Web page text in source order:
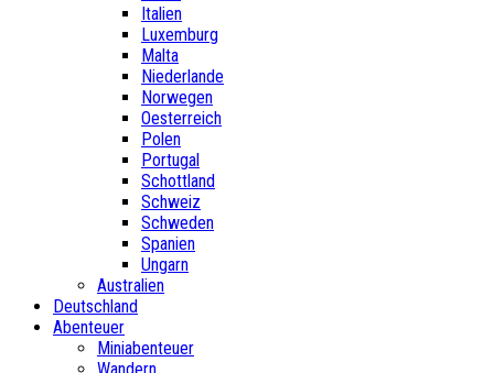
Italien
Luxemburg
Malta
Niederlande
Norwegen
Oesterreich
Polen
Portugal
Schottland
Schweiz
Schweden
Spanien
Ungarn
Australien
Deutschland
Abenteuer
Miniabenteuer